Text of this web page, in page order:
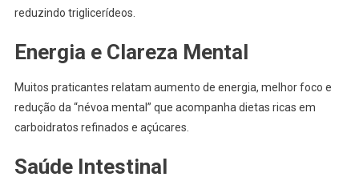
reduzindo triglicerídeos.
Energia e Clareza Mental
Muitos praticantes relatam aumento de energia, melhor foco e
redução da “névoa mental” que acompanha dietas ricas em
carboidratos refinados e açúcares.
Saúde Intestinal